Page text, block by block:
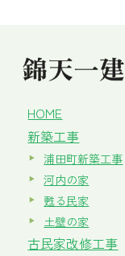
HOME
新築工事
浦田町新築工事
河内の家
甦る民家
土壁の家
古民家改修工事